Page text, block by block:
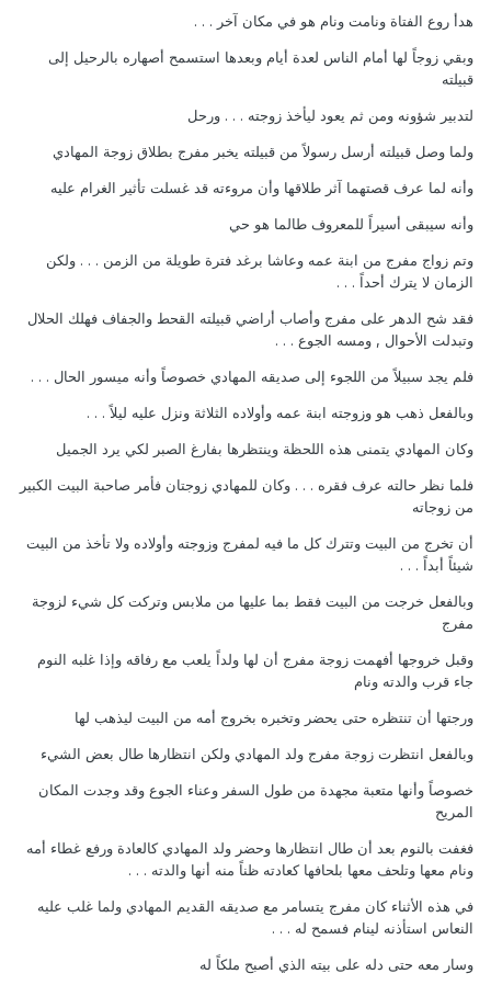
هدأ روع الفتاة ونامت ونام هو في مكان آخر . . .
وبقي زوجاً لها أمام الناس لعدة أيام وبعدها استسمح أصهاره بالرحيل إلى
قبيلته
لتدبير شؤونه ومن ثم يعود ليأخذ زوجته . . . ورحل
ولما وصل قبيلته أرسل رسولاً من قبيلته يخبر مفرج بطلاق زوجة المهادي
وأنه لما عرف قصتهما آثر طلاقها وأن مروءته قد غسلت تأثير الغرام عليه
وأنه سيبقى أسيراً للمعروف طالما هو حي
وتم زواج مفرج من ابنة عمه وعاشا برغد فترة طويلة من الزمن . . . ولكن
الزمان لا يترك أحداً . . .
فقد شح الدهر على مفرج وأصاب أراضي قبيلته القحط والجفاف فهلك الحلال
وتبدلت الأحوال , ومسه الجوع . . .
فلم يجد سبيلاً من اللجوء إلى صديقه المهادي خصوصاً وأنه ميسور الحال . . .
وبالفعل ذهب هو وزوجته ابنة عمه وأولاده الثلاثة ونزل عليه ليلاً . . .
وكان المهادي يتمنى هذه اللحظة وينتظرها بفارغ الصبر لكي يرد الجميل
فلما نظر حالته عرف فقره . . . وكان للمهادي زوجتان فأمر صاحبة البيت الكبير
من زوجاته
أن تخرج من البيت وتترك كل ما فيه لمفرج وزوجته وأولاده ولا تأخذ من البيت
شيئاً أبداً . . .
وبالفعل خرجت من البيت فقط بما عليها من ملابس وتركت كل شيء لزوجة
مفرج
وقبل خروجها أفهمت زوجة مفرج أن لها ولداً يلعب مع رفاقه وإذا غلبه النوم
جاء قرب والدته ونام
ورجتها أن تنتظره حتى يحضر وتخبره بخروج أمه من البيت ليذهب لها
وبالفعل انتظرت زوجة مفرج ولد المهادي ولكن انتظارها طال بعض الشيء
خصوصاً وأنها متعبة مجهدة من طول السفر وعناء الجوع وقد وجدت المكان
المريح
فغفت بالنوم بعد أن طال انتظارها وحضر ولد المهادي كالعادة ورفع غطاء أمه
ونام معها وتلحف معها بلحافها كعادته ظناً منه أنها والدته . . .
في هذه الأثناء كان مفرج يتسامر مع صديقه القديم المهادي ولما غلب عليه
النعاس استأذنه لينام فسمح له . . .
وسار معه حتى دله على بيته الذي أصبح ملكاً له